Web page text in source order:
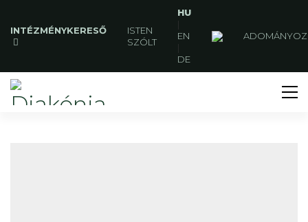
INTÉZMÉNYKERESŐ
ISTEN
SZÓLT
HU
|
EN
|
DE